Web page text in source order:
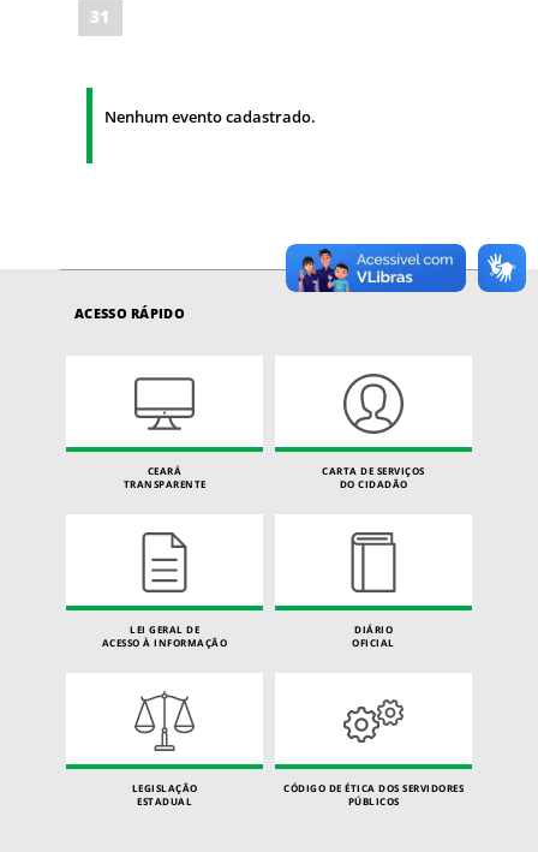
31
Nenhum evento cadastrado.
ACESSO RÁPIDO
CEARÁ
TRANSPARENTE
CARTA DE SERVIÇOS
DO CIDADÃO
LEI GERAL DE
ACESSO À INFORMAÇÃO
DIÁRIO
OFICIAL
LEGISLAÇÃO
ESTADUAL
CÓDIGO DE ÉTICA DOS SERVIDORES
PÚBLICOS